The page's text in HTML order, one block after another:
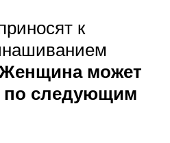
к
может
по следующим